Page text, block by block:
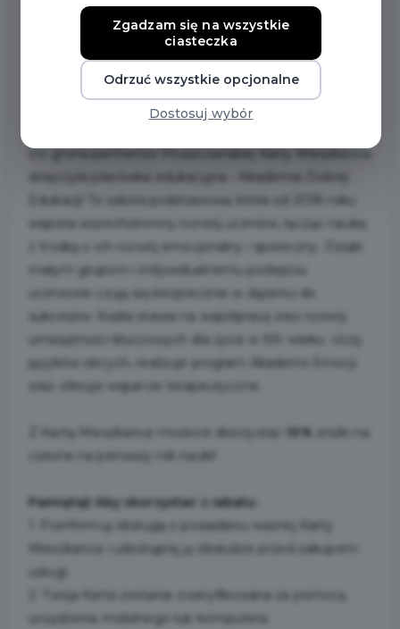
PARTNER
PRUSZCZAŃSKIEJ
KARTY MIESZKAŃCA!
Do grona partnerów Pruszczańskiej Karty Mieszkańca
wspiera wszechstronny rozwój uczniów, łącząc naukę
z troską o ich rozwój emocjonalny i społeczny. Dzięki
małym grupom i indywidualnemu podejściu
uczniowie czują się bezpiecznie w dążeniu do
sukcesów. Kadra stawia na współpracę oraz rozwój
umiejętności kluczowych dla życia w XXI wieku. Uczy
języków obcych, realizuje program Akademii Emocji
oraz oferuje wsparcie terapeutyczne.
Z Kartą Mieszkańca możecie skorzystać 10%
zniżki na
czesne na pierwszy rok nauki!
Pamiętaj! Aby skorzystać z rabatu:
1. Poinformuj obsługę o posiadaniu ważnej Karty
Mieszkańca i udostępnij ją obsłudze przed zakupem
usługi.
2. Twoja Karta zostanie zweryfikowana za pomocą
urządzenia mobilnego lub komputera.
Zgadzam się na wszystkie
ciasteczka
Odrzuć wszystkie opcjonalne
Dostosuj wybór